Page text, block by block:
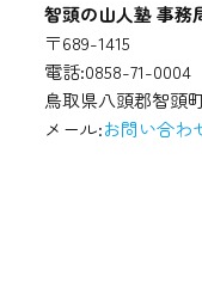
智頭の山人塾 事務
〒689-1415
電話:0858-71-0004
鳥取県八頭郡智頭
メール:お問い合わ